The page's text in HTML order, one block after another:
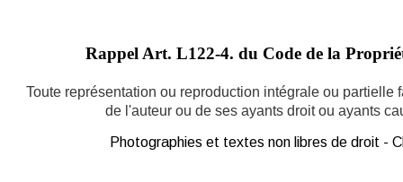
Rappel Art. L122-4. du Code de la
Toute représentation ou reproduction intégrale ou partielle
de l'auteur ou de ses ayants droit ou ayants
Photographies et textes non libres de droit -